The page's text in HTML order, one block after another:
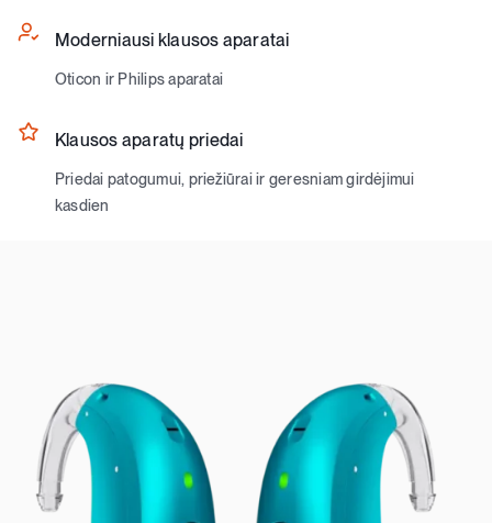
Moderniausi klausos aparatai
Oticon ir Philips aparatai
Klausos aparatų priedai
Priedai patogumui, priežiūrai ir geresniam girdėjimui
kasdien